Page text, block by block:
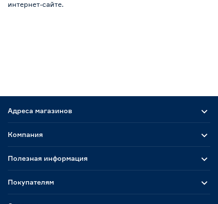
интернет-сайте.
Адреса магазинов
Компания
Полезная информация
Покупателям